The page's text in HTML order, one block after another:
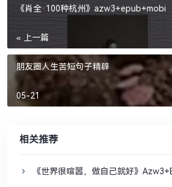
《肖全·100种杭州》azw3+epub+mobi
« 上一篇
朋友圈人生苦短句子精辟
05-21
相关推荐
《世界很喧嚣，做自己就好》